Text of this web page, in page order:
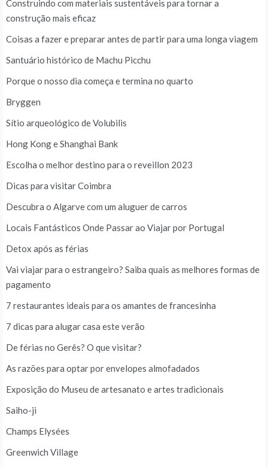
Construindo com materiais sustentáveis para tornar a
construção mais eficaz
Coisas a fazer e preparar antes de partir para uma longa viagem
Santuário histórico de Machu Picchu
Porque o nosso dia começa e termina no quarto
Bryggen
Sítio arqueológico de Volubilis
Hong Kong e Shanghai Bank
Escolha o melhor destino para o reveillon 2023
Dicas para visitar Coimbra
Descubra o Algarve com um aluguer de carros
Locais Fantásticos Onde Passar ao Viajar por Portugal
Detox após as férias
Vai viajar para o estrangeiro? Saiba quais as melhores formas de
pagamento
7 restaurantes ideais para os amantes de francesinha
7 dicas para alugar casa este verão
De férias no Gerês? O que visitar?
As razões para optar por envelopes almofadados
Exposição do Museu de artesanato e artes tradicionais
Saiho-ji
Champs Elysées
Greenwich Village